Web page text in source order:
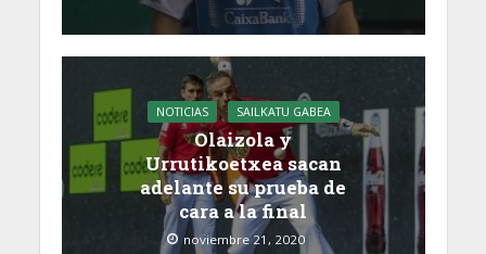
NOTICIAS SAILKATU GABEA
Olaizola y
Urrutikoetxea sacan
adelante su prueba de
cara a la final
noviembre 21, 2020